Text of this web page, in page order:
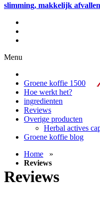
slimming, makkelijk afvallen
Menu
Groene koffie 1500
Hoe werkt het?
ingredienten
Reviews
Overige producten
Herbal actives
Groene koffie blog
Home »
Reviews
Reviews